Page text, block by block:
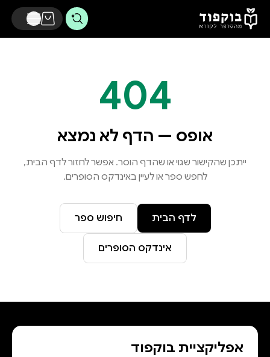
דלג לתוכן הראשי
404
אופס — הדף לא נמצא
ייתכן שהקישור שגוי או שהדף הוסר. אפשר לחזור לדף הבית,
לחפש ספר או לעיין באינדקס הסופרים.
לדף הבית חיפוש ספר
אינדקס הסופרים
אפליקציית בוקפוד